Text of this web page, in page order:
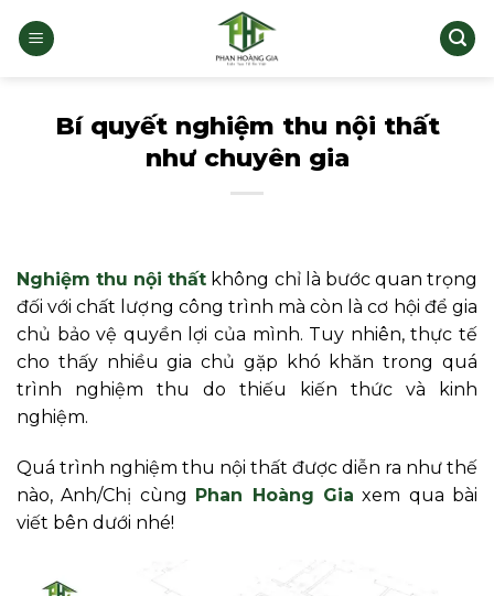
qua
Bí quyết nghiệm thu nội thất
như chuyên gia
Nghiệm thu nội thất không chỉ là bước quan trọng
đối với chất lượng công trình mà còn là cơ hội để gia
chủ bảo vệ quyền lợi của mình. Tuy nhiên, thực tế
cho thấy nhiều gia chủ gặp khó khăn trong quá
trình nghiệm thu do thiếu kiến thức và kinh
nghiệm.
Quá trình nghiệm thu nội thất được diễn ra như thế
nào, Anh/Chị cùng Phan Hoàng Gia xem qua bài
viết bên dưới nhé!